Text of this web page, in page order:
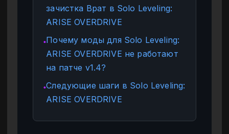
зачистка Врат в Solo Leveling:
ARISE OVERDRIVE
●Почему моды для Solo Leveling:
ARISE OVERDRIVE не работают
на патче v1.4?
●Следующие шаги в Solo Leveling:
ARISE OVERDRIVE